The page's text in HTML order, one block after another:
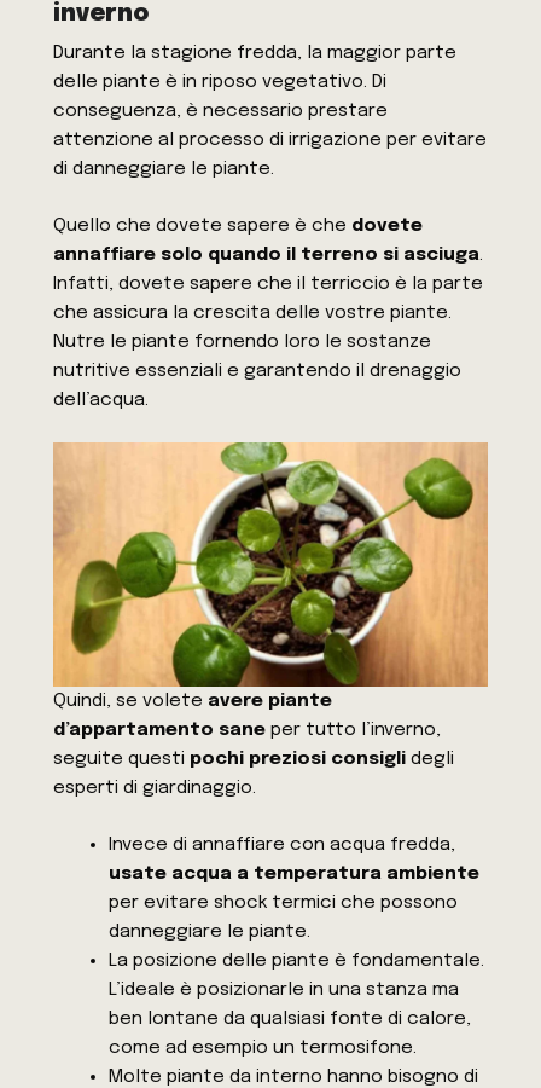
inverno
Durante la stagione fredda, la maggior parte
delle piante è in riposo vegetativo. Di
conseguenza, è necessario prestare
attenzione al processo di irrigazione per evitare
di danneggiare le piante.
Quello che dovete sapere è che dovete
annaffiare solo quando il terreno si asciuga.
Infatti, dovete sapere che il terriccio è la parte
che assicura la crescita delle vostre piante.
Nutre le piante fornendo loro le sostanze
nutritive essenziali e garantendo il drenaggio
dell’acqua.
Quindi, se volete avere piante
d’appartamento sane per tutto l’inverno,
seguite questi pochi preziosi consigli degli
esperti di giardinaggio.
Invece di annaffiare con acqua fredda,
usate acqua a temperatura ambiente
per evitare shock termici che possono
danneggiare le piante.
La posizione delle piante è fondamentale.
L’ideale è posizionarle in una stanza ma
ben lontane da qualsiasi fonte di calore,
come ad esempio un termosifone.
Molte piante da interno hanno bisogno di